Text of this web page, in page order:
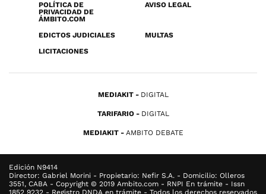
POLÍTICA DE
PRIVACIDAD DE
ÁMBITO.COM
AVISO LEGAL
EDICTOS JUDICIALES
MULTAS
LICITACIONES
MEDIAKIT DIGITAL
TARIFARIO DIGITAL
MEDIAKIT AMBITO DEBATE
Edición N9414
Director: Gabriel Morini - Propietario: Nefir S.A. - Domicilio: Olleros
3551, CABA - Copyright © 2019 Ambito.com - RNPI En trámite - Issn